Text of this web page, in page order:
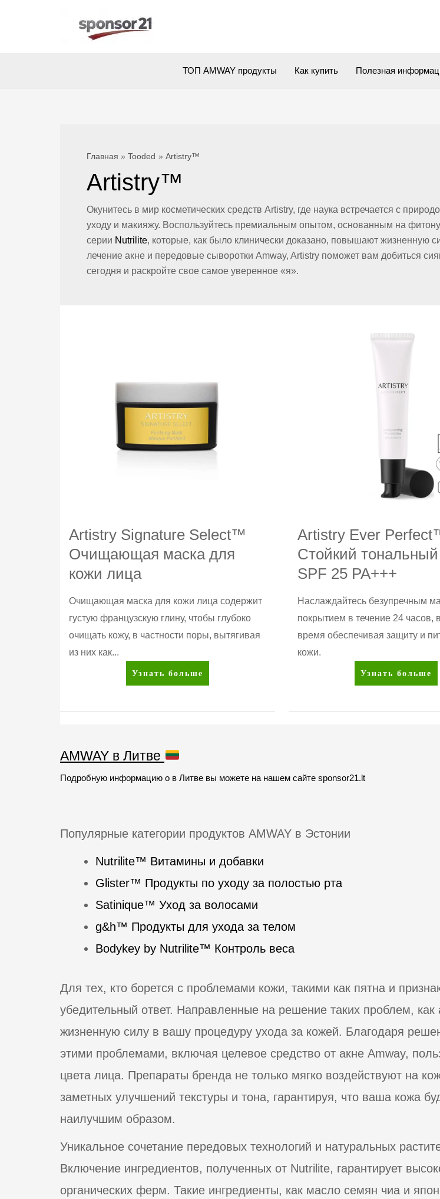
ТОП AMWAY продукты Как купить Полезная
Главная Tooded Artistry™
Artistry™
Окунитесь в мир косметических средств Artistry, где наука встречается с
уходу и макияжу. Воспользуйтесь премиальным опытом, основанным на
серии Nutrilite, которые, как было клинически доказано, повышают жизненную
лечение акне и передовые сыворотки Amway, Artistry поможет вам добиться
сегодня и раскройте свое самое уверенное «я».
Artistry Signature Select™
Очищающая маска для
кожи лица
Очищающая маска для кожи лица содержит
густую французскую глину, чтобы глубоко
очищать кожу, в частности поры, вытягивая
из них как...
Artistry
Signature
кожи
лица
Узнать больше
Artistry Ever
Стойкий
SPF 25 PA+++
Наслаждайтесь безупречным
покрытием в течение 24 часов,
время обеспечивая защиту и
кожи.
Artistry
Ever
25
Узнать больше
AMWAY в Литве
Подробную информацию о в Литве вы можете на нашем сайте sponsor21.lt
Популярные категории продуктов AMWAY в Эстонии
Nutrilite™ Витамины и добавки
Glister™ Продукты по уходу за полостью рта
Satinique™ Уход за волосами
g&h™ Продукты для ухода за телом
Bodykey by Nutrilite™ Контроль веса
Для тех, кто борется с проблемами кожи, такими как пятна и
убедительный ответ. Направленные на решение таких проблем, как
жизненную силу в вашу процедуру ухода за кожей. Благодаря
этими проблемами, включая целевое средство от акне Amway,
цвета лица. Препараты бренда не только мягко воздействуют на
заметных улучшений текстуры и тона, гарантируя, что ваша кожа
наилучшим образом.
Уникальное сочетание передовых технологий и натуральных
Включение ингредиентов, полученных от Nutrilite, гарантирует
органических ферм. Такие ингредиенты, как масло семян чиа и